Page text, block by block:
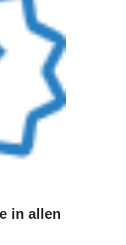
in allen